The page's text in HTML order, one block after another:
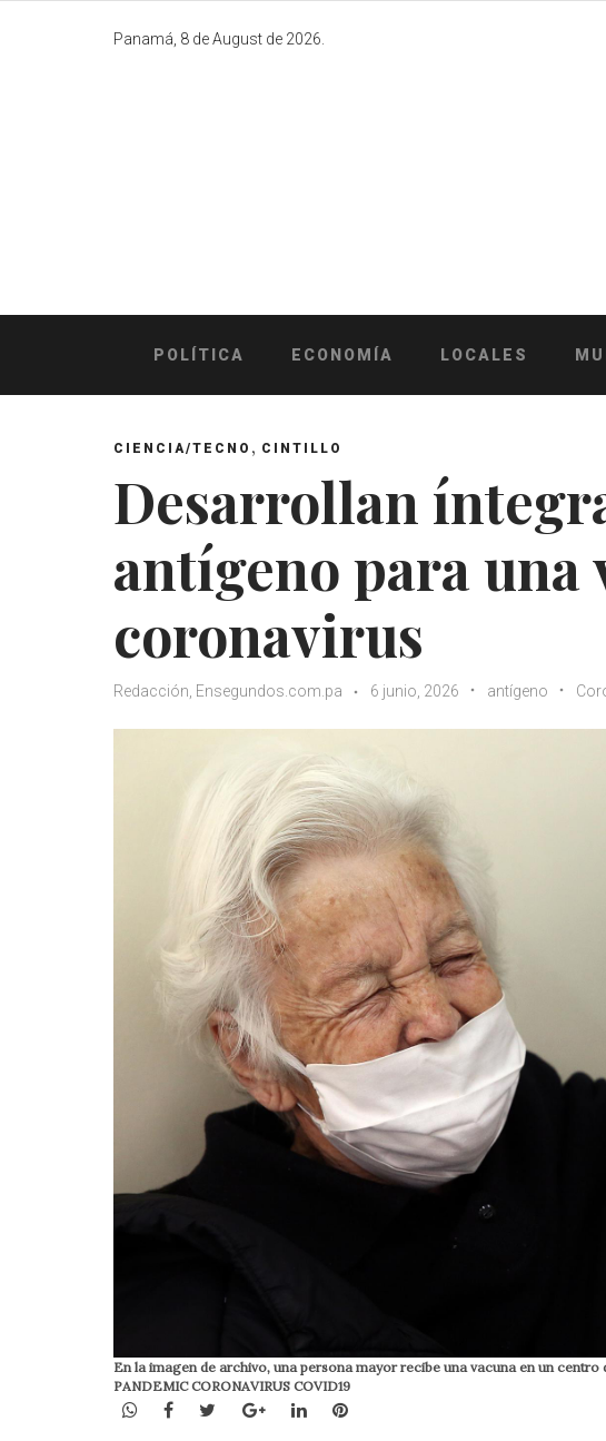
Panamá, 8 de August de 2026.
POLÍTICA ECONOMÍA LOCALES
CIENCIA/TECNO , CINTILLO
Desarrollan
antígeno para una
coronavirus
Redacción, Ensegundos.com.pa 6 junio, 2026 antígeno
En la imagen de archivo, una persona mayor recibe una vacuna en un
PANDEMIC CORONAVIRUS COVID19
WhatsApp
Facebook
TwitterGoogle+LinkedInPinterest